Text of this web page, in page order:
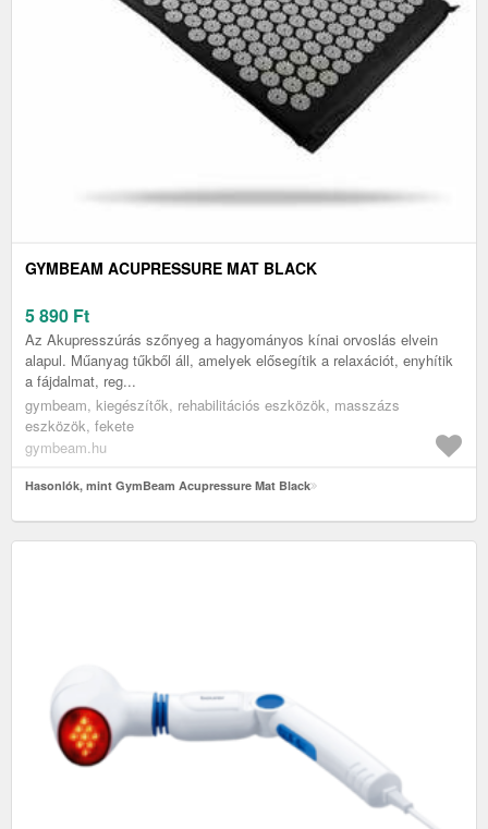
GYMBEAM ACUPRESSURE MAT BLACK
5 890 Ft
Az Akupresszúrás szőnyeg a hagyományos kínai orvoslás elvein
alapul. Műanyag tűkből áll, amelyek elősegítik a relaxációt, enyhítik
a fájdalmat, reg...
gymbeam, kiegészítők, rehabilitációs eszközök, masszázs
eszközök, fekete
gymbeam.hu
Hasonlók, mint GymBeam Acupressure Mat Black